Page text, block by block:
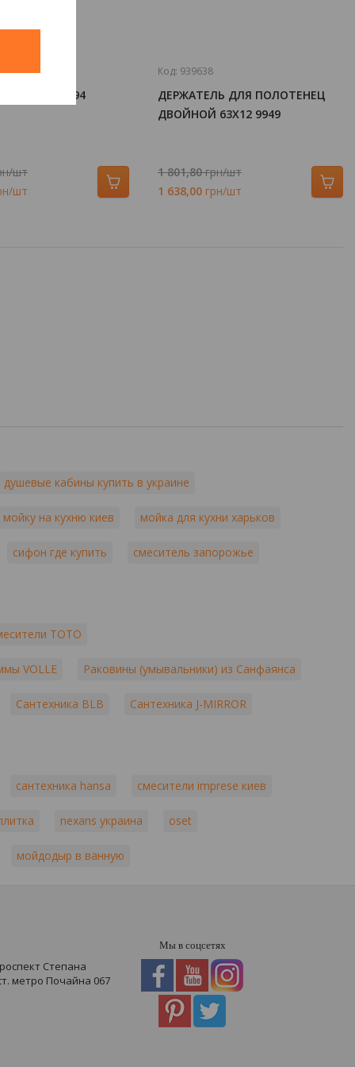
9994
шт
шт
Код: 939638
ДЕРЖАТЕЛЬ ДЛЯ ПОЛОТЕНЕЦ
ДВОЙНОЙ 63Х12 9949
1 801,80грн/шт
1 638,00 грн/шт
душевые кабины купить в украине
мойку на кухню киев мойка для кухни харьков
сифон где купить смеситель запорожье
TOTO
VOLLE Раковины (умывальники) из Санфаянса
Сантехника BLB Сантехника J-MIRROR
сантехника hansa смесители imprese киев
nexans украина oset
мойдодыр в ванную
Степана
метро Почайна 067
Мы в соцсетях